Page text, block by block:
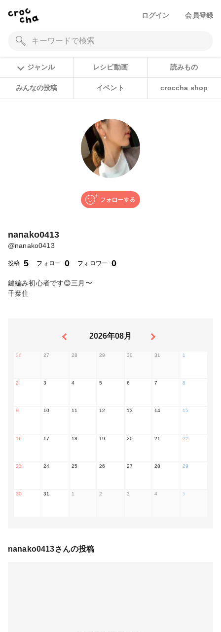
ログイン 会員登録
ジャンル レシピ動画 読みもの
みんなの投稿 イベント croccha shop
nanako0413
@nanako0413
投稿 5 フォロー 0 フォロワー 0
鍵編み初心者です😊三月〜
千葉住
2026年08月
26 27 28 29 30 31 1
2 3 4 5 6 7 8
9 10 11 12 13 14 15
16 17 18 19 20 21 22
23 24 25 26 27 28 29
30 31 1 2 3 4 5
nanako0413さんの投稿